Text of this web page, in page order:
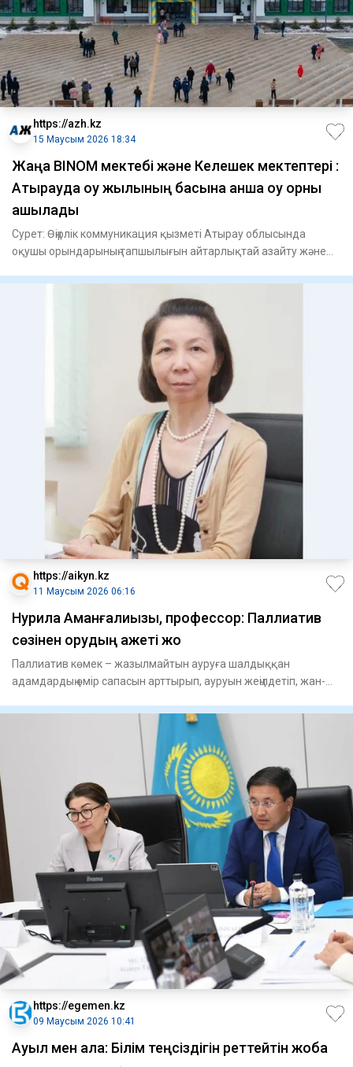
https://azh.kz
15 Маусым 2026 18:34
​Жаңа BINOM мектебі және Келешек мектептері :
Атырауда оқу жылының басына қанша оқу орны
ашылады
Сурет: Өңірлік коммуникация қызметі Атырау облысында
оқушы орындарының тапшылығын айтарлықтай азайту және
https://aikyn.kz
11 Маусым 2026 06:16
Нурила Аманғалиқызы, профессор: Паллиатив
сөзінен қорқудың қажеті жоқ
Паллиатив көмек – жазылмайтын ауруға шалдыққан
адамдардың өмір сапасын арттырып, ауруын жеңілдетіп, жан-
https://egemen.kz
09 Маусым 2026 10:41
Ауыл мен қала: Білім теңсіздігін реттейтін жоба